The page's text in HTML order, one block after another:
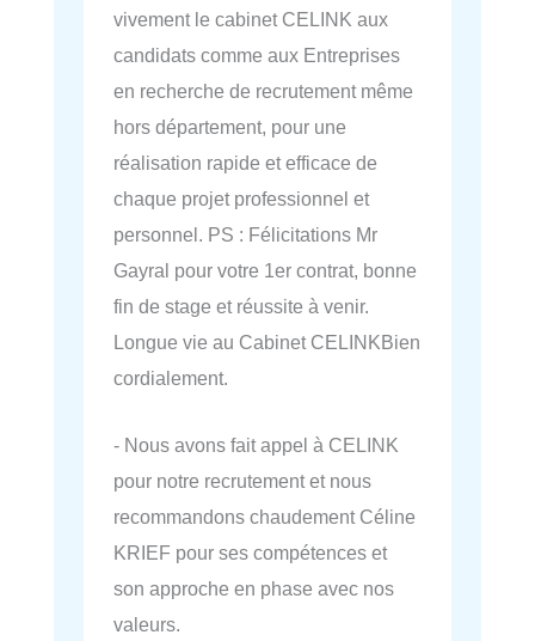
vivement le cabinet CELINK aux
candidats comme aux Entreprises
en recherche de recrutement même
hors département, pour une
réalisation rapide et efficace de
chaque projet professionnel et
personnel. PS : Félicitations Mr
Gayral pour votre 1er contrat, bonne
fin de stage et réussite à venir.
Longue vie au Cabinet CELINKBien
cordialement.
- Nous avons fait appel à CELINK
pour notre recrutement et nous
recommandons chaudement Céline
KRIEF pour ses compétences et
son approche en phase avec nos
valeurs.